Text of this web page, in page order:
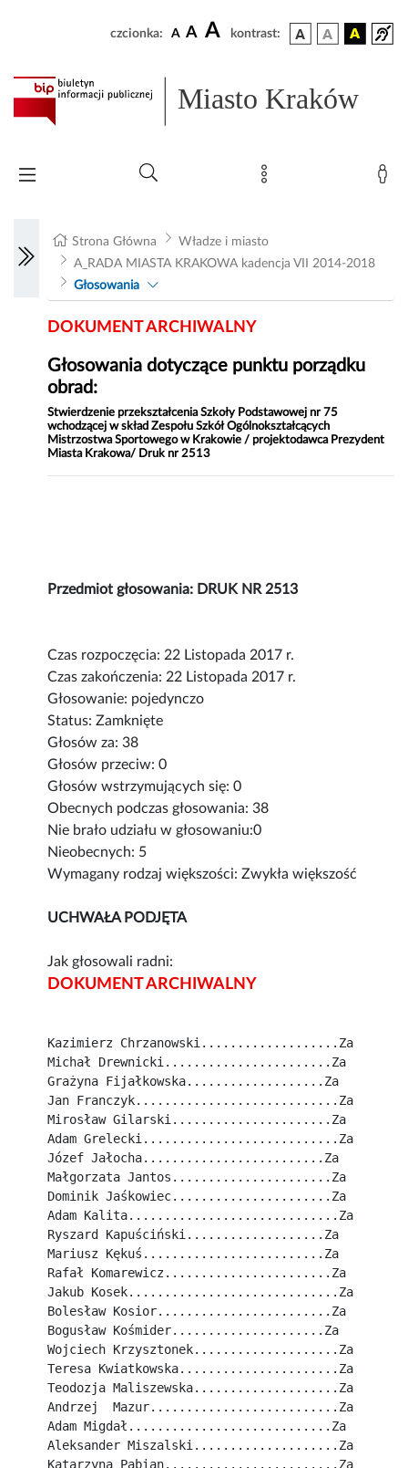
czcionka: A A A kontrast:
Miasto Kraków
Strona Główna
Władze i miasto
A_RADA MIASTA KRAKOWA kadencja VII 2014-2018
Głosowania
DOKUMENT ARCHIWALNY
Głosowania dotyczące punktu porządku
obrad:
Stwierdzenie przekształcenia Szkoły Podstawowej nr 75
wchodzącej w skład Zespołu Szkół Ogólnokształcących
Mistrzostwa Sportowego w Krakowie / projektodawca Prezydent
Miasta Krakowa/ Druk nr 2513
Przedmiot głosowania: DRUK NR 2513
Czas rozpoczęcia: 22 Listopada 2017 r.
Czas zakończenia: 22 Listopada 2017 r.
Głosowanie: pojedynczo
Status: Zamknięte
Głosów za: 38
Głosów przeciw: 0
Głosów wstrzymujących się: 0
Obecnych podczas głosowania: 38
Nie brało udziału w głosowaniu:0
Nieobecnych: 5
Wymagany rodzaj większości: Zwykła większość
UCHWAŁA PODJĘTA
Jak głosowali radni:
DOKUMENT ARCHIWALNY
Kazimierz Chrzanowski...................Za
Michał Drewnicki.......................Za
Grażyna Fijałkowska...................Za
Jan Franczyk............................Za
Mirosław Gilarski......................Za
Adam Grelecki...........................Za
Józef Jałocha.........................Za
Małgorzata Jantos......................Za
Dominik Jaśkowiec......................Za
Adam Kalita.............................Za
Ryszard Kapuściński...................Za
Mariusz Kękuś.........................Za
Rafał Komarewicz.......................Za
Jakub Kosek.............................Za
Bolesław Kosior........................Za
Bogusław Kośmider.....................Za
Wojciech Krzysztonek....................Za
Teresa Kwiatkowska......................Za
Teodozja Maliszewska....................Za
Andrzej  Mazur..........................Za
Adam Migdał............................Za
Aleksander Miszalski....................Za
Katarzyna Pabian........................Za